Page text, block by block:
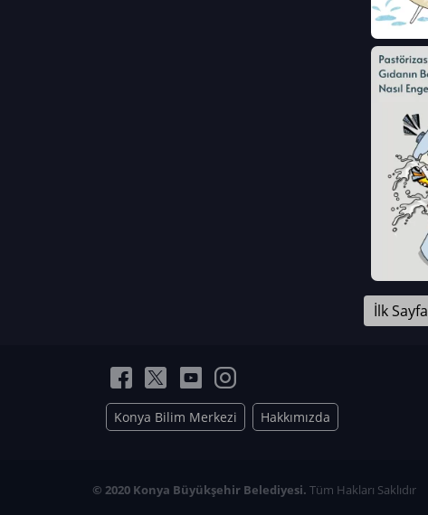
İlk Sayfa
Konya Bilim Merkezi Hakkımızda
© 2020 Konya Büyükşehir Belediyesi. Tüm Hakları Saklıdır